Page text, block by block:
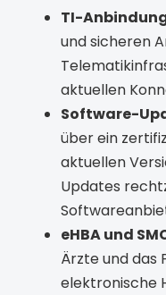
TI-
und sicheren
aktuellen
Software-
über ein
aktuellen
Updates
eHBA und
Ärzte und das
elektronische